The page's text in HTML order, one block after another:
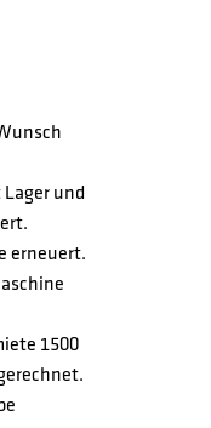
und
erneuert.
1500